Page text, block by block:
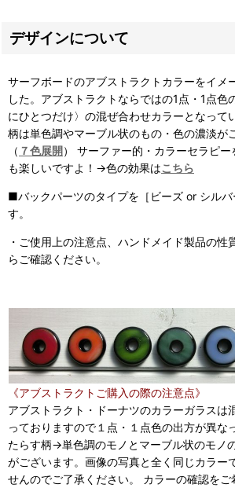
デザインについて
サーフボードのアブストラクトカラーをイメ
した。アブストラクトならではの1点・1点色
にひとつだけ〉の混ぜ合わせカラーとなって
柄は単色調やマーブル状のもの・ 色の濃淡が
（ ７色展開） サーファー的・カラーセラピ
も楽しいですよ！→色の効果はこちら
■バックパーツのタイプを［ビーズ or シルバ
す。
・ご使用上の注意点、ハンドメイド製品の性
らご確認ください。
《アブストラクトご購入の際の注意点》
アブストラクト・ドーナツのカラーガラスは
っておりますので１点・１点色の出方が異な
たらす柄→単色調のモノとマーブル状のモノ
がございます。画像の写真と全く同じカラー
せんのでご了承ください。 カラーの確認を